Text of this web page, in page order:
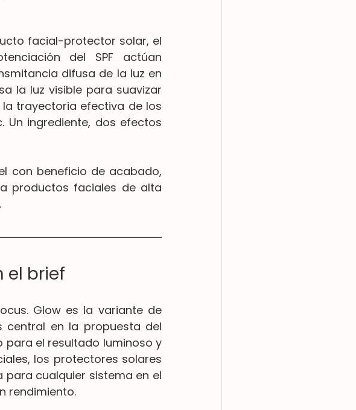
facial-protector solar, el
del SPF actúan
difusa de la luz en
la luz visible para suavizar
trayectoria efectiva de los
Un ingrediente, dos efectos
con beneficio de acabado,
productos faciales de alta
el brief
Glow es la variante de
en la propuesta del
el resultado luminoso y
los protectores solares
para cualquier sistema en el
rendimiento.